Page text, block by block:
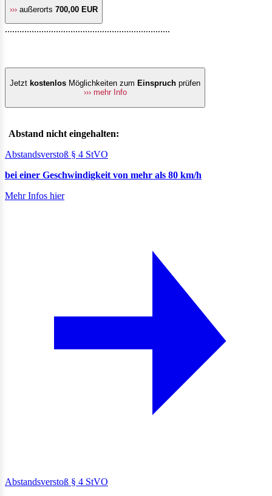
››› außerorts 700,00 EUR
....................................................................
Jetzt kostenlos Möglichkeiten zum Einspruch prüfen
››› mehr Info
Abstand nicht eingehalten:
Abstandsverstoß § 4 StVO
bei einer Geschwindigkeit von mehr als 80 km/h
Mehr Infos hier
Abstandsverstoß § 4 StVO